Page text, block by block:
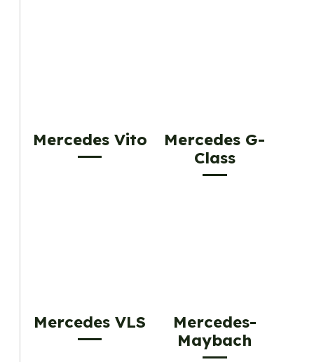
Mercedes Vito
Mercedes G-
Class
Mercedes VLS
Mercedes-
Maybach